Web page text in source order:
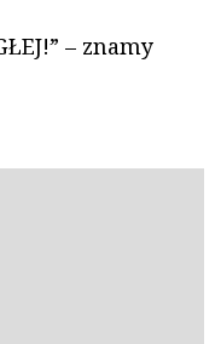
– znamy